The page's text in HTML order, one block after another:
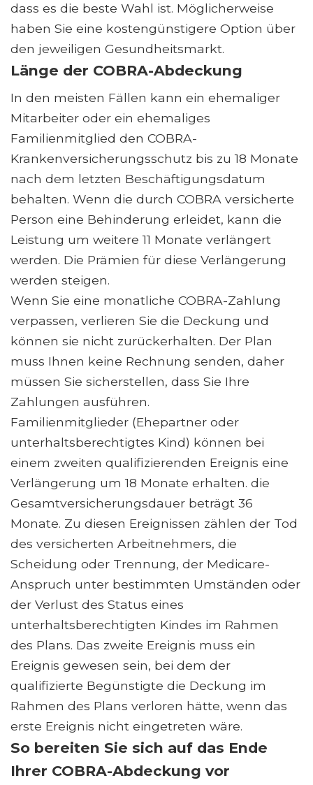
dass es die beste Wahl ist. Möglicherweise
haben Sie eine kostengünstigere Option über
den jeweiligen Gesundheitsmarkt.
Länge der COBRA-Abdeckung
In den meisten Fällen kann ein ehemaliger
Mitarbeiter oder ein ehemaliges
Familienmitglied den COBRA-
Krankenversicherungsschutz bis zu 18 Monate
nach dem letzten Beschäftigungsdatum
behalten. Wenn die durch COBRA versicherte
Person eine Behinderung erleidet, kann die
Leistung um weitere 11 Monate verlängert
werden. Die Prämien für diese Verlängerung
werden steigen.
Wenn Sie eine monatliche COBRA-Zahlung
verpassen, verlieren Sie die Deckung und
können sie nicht zurückerhalten. Der Plan
muss Ihnen keine Rechnung senden, daher
müssen Sie sicherstellen, dass Sie Ihre
Zahlungen ausführen.
Familienmitglieder (Ehepartner oder
unterhaltsberechtigtes Kind) können bei
einem zweiten qualifizierenden Ereignis eine
Verlängerung um 18 Monate erhalten. die
Gesamtversicherungsdauer beträgt 36
Monate. Zu diesen Ereignissen zählen der Tod
des versicherten Arbeitnehmers, die
Scheidung oder Trennung, der Medicare-
Anspruch unter bestimmten Umständen oder
der Verlust des Status eines
unterhaltsberechtigten Kindes im Rahmen
des Plans. Das zweite Ereignis muss ein
Ereignis gewesen sein, bei dem der
qualifizierte Begünstigte die Deckung im
Rahmen des Plans verloren hätte, wenn das
erste Ereignis nicht eingetreten wäre.
So bereiten Sie sich auf das Ende
Ihrer COBRA-Abdeckung vor